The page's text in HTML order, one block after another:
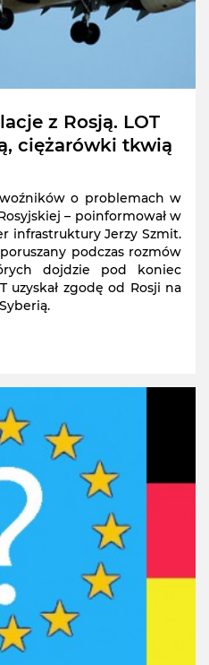
z Rosją. LOT
ciężarówki tkwią
o problemach w
– poinformował w
infrastruktury Jerzy Szmit.
podczas rozmów
dojdzie pod koniec
uzyskał zgodę od Rosji na